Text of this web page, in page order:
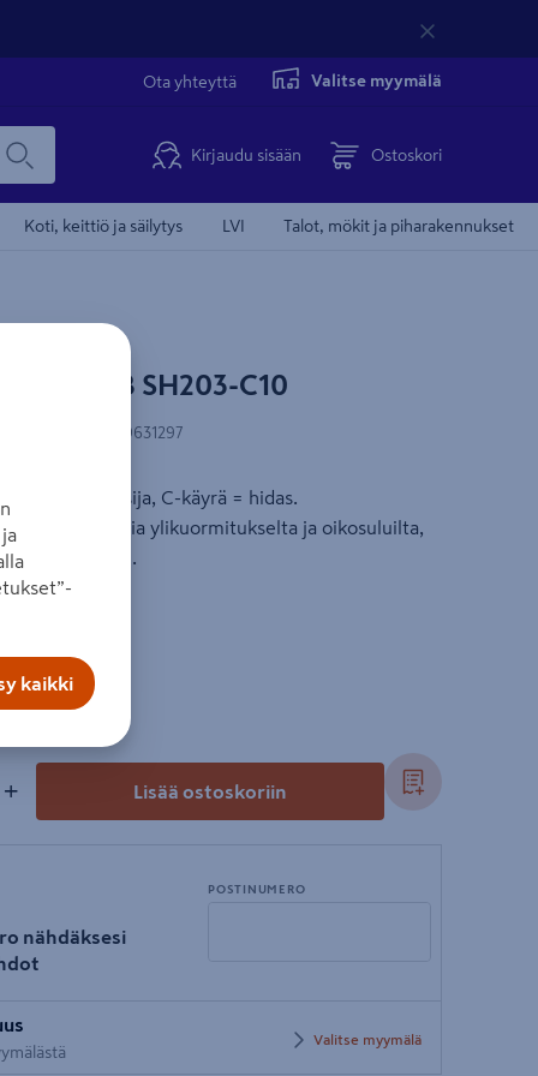
Ota yhteyttä Valitse myymälä
Kirjaudu sisään Ostoskori
Koti, keittiö ja säilytys LVI Talot, mökit ja piharakennukset
ABB SH203-C10
4016779631297
C-käyrä = hidas.
asennuksia ylikuormitukselta ja oikosuluilta,
toiminnan.
+ Lisää ostoskoriin
nähdäksesi
POSTINUMERO
postinumero
Valitse myymälä
kaikki